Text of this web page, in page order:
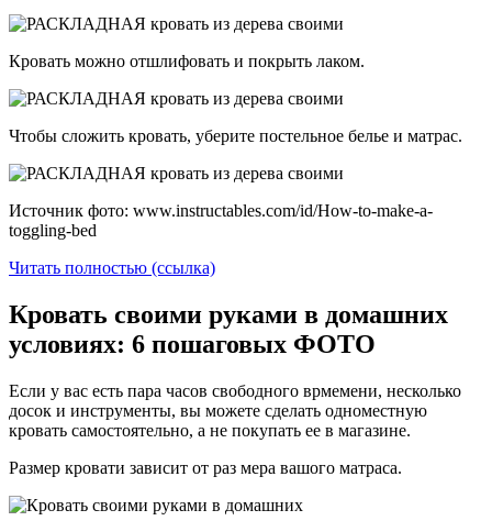
Кровать можно отшлифовать и покрыть лаком.
Чтобы сложить кровать, уберите постельное белье и матрас.
Источник фото: www.instructables.com/id/How-to-make-a-
toggling-bed
Читать полностью (ссылка)
Кровать своими руками в домашних
условиях: 6 пошаговых ФОТО
Если у вас есть пара часов свободного врмемени, несколько
досок и инструменты, вы можете сделать одноместную
кровать самостоятельно, а не покупать ее в магазине.
Размер кровати зависит от раз мера вашого матраса.